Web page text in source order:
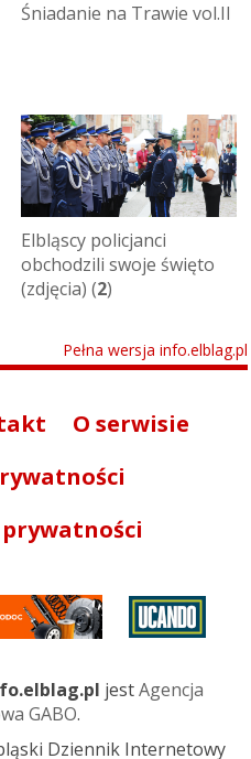
Śniadanie na Trawie vol.II
Elbląscy policjanci
obchodzili swoje święto
(zdjęcia) (2)
Pełna wersja info.elblag.pl
O serwisie
jestAgencja
GABO.
Dziennik Internetowy